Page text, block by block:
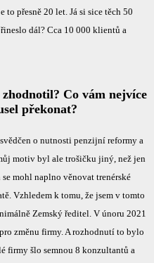
přesně 20 let. Já si sice těch 50
dál? Cca 10 000 klientů a
Co vám nejvíce
překonat?
o nutnosti penzijní reformy a
motiv byl ale trošičku jiný, než jen
mohl naplno věnovat trenérské
Vzhledem k tomu, že jsem v tomto
Zemský ředitel. V únoru 2021
změnu firmy. A rozhodnutí to bylo
firmy šlo semnou 8 konzultantů a